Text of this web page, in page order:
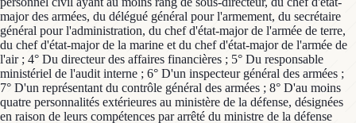
major des armées, du délégué général pour l'armement, du secrétaire
général pour l'administration, du chef d'état-major de l'armée de terre,
du chef d'état-major de la marine et du chef d'état-major de l'armée de
l'air ; 4° Du directeur des affaires financières ; 5° Du responsable
ministériel de l'audit interne ; 6° D'un inspecteur général des armées ;
7° D'un représentant du contrôle général des armées ; 8° D'au moins
quatre personnalités extérieures au ministère de la défense, désignées
en raison de leurs compétences par arrêté du ministre de la défense